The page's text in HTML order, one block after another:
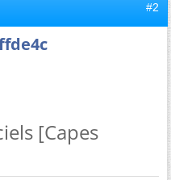
#2
[Capes